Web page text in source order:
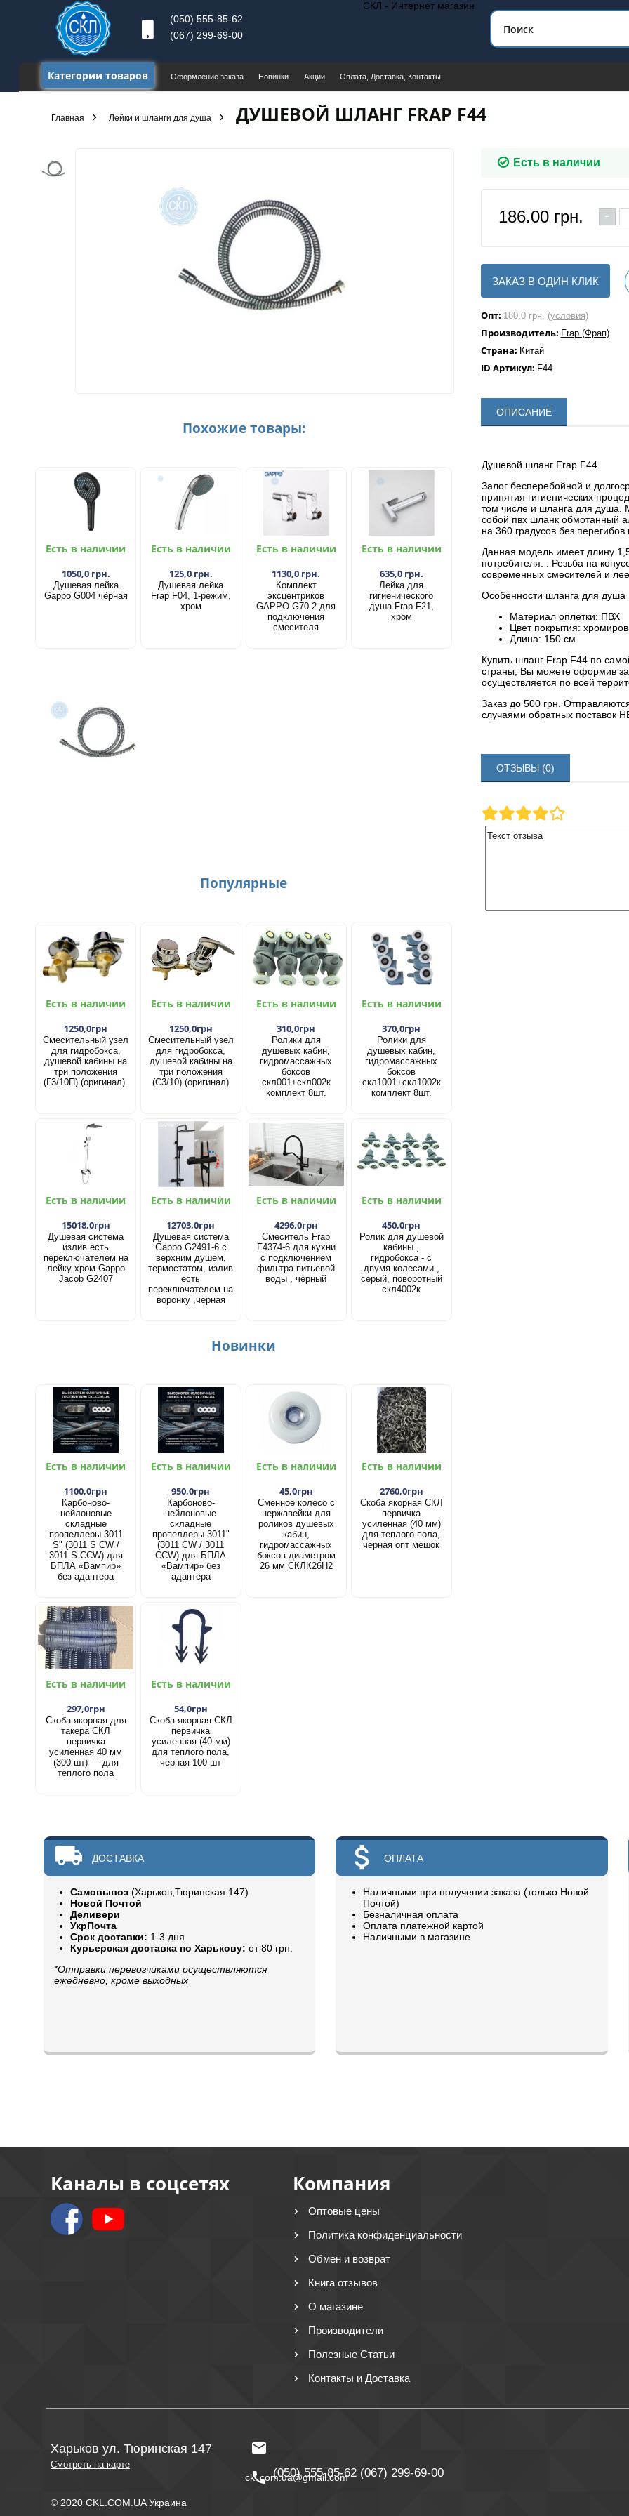
(050) 555-85-62
(067) 299-69-00
СКЛ - Интернет магазин
Категории товаров Оформление заказа Новинки Акции Оплата, Доставка, Контакты
Главная Лейки и шланги для душа ДУШЕВОЙ ШЛАНГ FRAP F44
Похожие товары:
Есть в наличии
1050,0 грн.
Душевая лейка
Gappo G004 чёрная
Есть в наличии
125,0 грн.
Душевая лейка
Frap F04, 1-режим,
хром
Есть в наличии
1130,0 грн.
Комплект
эксцентриков
GAPPO G70-2 для
подключения
смесителя
Есть в наличии
635,0 грн.
Лейка для
гигиенического
душа Frap F21,
хром
Популярные
Есть в наличии
1250,0грн
Смесительный узел
для гидробокса,
душевой кабины на
три положения
(Г3/10П) (оригинал).
Есть в наличии
1250,0грн
Смесительный узел
для гидробокса,
душевой кабины на
три положения
(С3/10) (оригинал)
Есть в наличии
310,0грн
Ролики для
душевых кабин,
гидромассажных
боксов
скл001+скл002к
комплект 8шт.
Есть в наличии
370,0грн
Ролики для
душевых кабин,
гидромассажных
боксов
скл1001+скл1002к
комплект 8шт.
Есть в наличии
15018,0грн
Душевая система
излив есть
переключателем на
лейку хром Gappo
Jacob G2407
Есть в наличии
12703,0грн
Душевая система
Gappo G2491-6 с
верхним душем,
термостатом, излив
есть
переключателем на
воронку ,чёрная
Есть в наличии
4296,0грн
Смеситель Frap
F4374-6 для кухни
с подключением
фильтра питьевой
воды , чёрный
Есть в наличии
450,0грн
Ролик для душевой
кабины ,
гидробокса - с
двумя колесами ,
серый, поворотный
скл4002к
Новинки
Есть в наличии
1100,0грн
Карбоново-
нейлоновые
складные
пропеллеры 3011
S" (3011 S CW /
3011 S CCW) для
БПЛА «Вампир»
без адаптера
Есть в наличии
950,0грн
Карбоново-
нейлоновые
складные
пропеллеры 3011"
(3011 CW / 3011
CCW) для БПЛА
«Вампир» без
адаптера
Есть в наличии
45,0грн
Сменное колесо с
нержавейки для
роликов душевых
кабин,
гидромассажных
боксов диаметром
26 мм СКЛК26Н2
Есть в наличии
2760,0грн
Скоба якорная СКЛ
первичка
усиленная (40 мм)
для теплого пола,
черная опт мешок
Есть в наличии
297,0грн
Скоба якорная для
такера СКЛ
первичка
усиленная 40 мм
(300 шт) — для
тёплого пола
Есть в наличии
54,0грн
Скоба якорная СКЛ
первичка
усиленная (40 мм)
для теплого пола,
черная 100 шт
Есть в наличии
186.00 грн. -
ЗАКАЗ В ОДИН КЛИК
Опт: 180,0 грн. (условия)
Производитель: Frap (Фрап)
Страна: Китай
ID Артикул: F44
ОПИСАНИЕ
Душевой шланг Frap F44
Залог бесперебойной и
принятия гигиенических
том числе и шланга для душа.
собой пвх шланк обмотанный
на 360 градусов без перегибов
Данная модель имеет длину
потребителя. . Резьба на
современных смесителей и
Особенности шланга для душа
Материал оплетки: ПВХ
Цвет покрытия:
Длина: 150 см
Купить шланг Frap F44 по
страны, Вы можете оформив
осуществляется по всей
Заказ до 500 грн.
случаями обратных поставок
ОТЗЫВЫ (0)
ДОСТАВКА
Самовывоз(Харьков,Тюринская 147)
Новой Почтой
Деливери
УкрПочта
Срок доставки: 1-3 дня
Курьерская доставка по Харькову:от 80 грн.
*Отправки перевозчиками осуществляются
ежедневно, кроме выходных
ОПЛАТА
Наличными при получении заказа (только Новой
Почтой)
Безналичная оплата
Оплата платежной картой
Наличными в магазине
Каналы в соцсетях Компания
Оптовые цены
Политика конфиденциальности
Обмен и возврат
Книга отзывов
О магазине
Производители
Полезные Статьи
Контакты и Доставка
Харьков ул. Тюринская 147
Смотреть на карте
ckl.com.ua@gmail.com
(050) 555-85-62 (067) 299-69-00
© 2020 CKL.COM.UA Украина